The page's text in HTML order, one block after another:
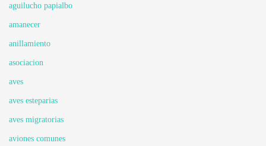
aguilucho papialbo
amanecer
anillamiento
asociacion
aves
aves esteparias
aves migratorias
aviones comunes